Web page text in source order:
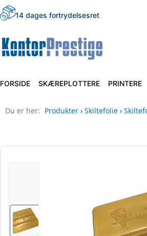
14 dages fortrydelsesret
FORSIDE SKÆREPLOTTERE PRINTERE
Du er her: Produkter › Skiltefolie ›